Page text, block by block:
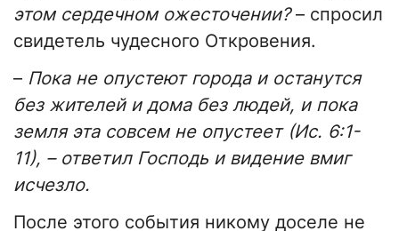
этом сердечном ожесточении?– спросил
свидетель чудесного Откровения.
– Пока не опустеют города и останутся
без жителей и дома без людей, и пока
земля эта совсем не опустеет (Ис. 6:1-
11), – ответил Господь и видение вмиг
исчезло.
После этого события никому доселе не